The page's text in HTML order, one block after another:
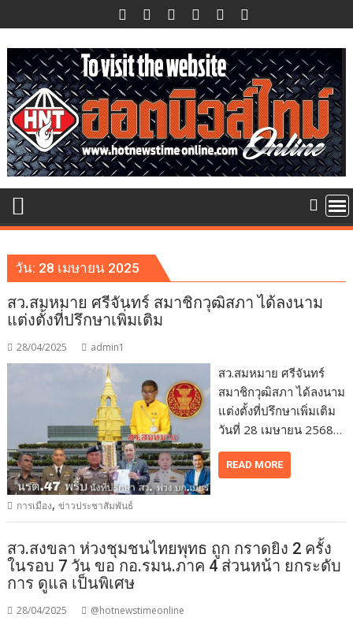
to
content
วัน: 28 เมษายน 2025
สว.สมหมาย ศรีจันทร์ สมาชิกวุฒิสภา ได้ลงนาม
แต่งตั้งที่ปรึกษาเพิ่มเติม
28/04/2025 admin1
สว.สมหมาย ศรีจันทร์
สมาชิกวุฒิสภา ได้ลงนาม
แต่งตั้งที่ปรึกษาเพิ่มเติม
วันที่ 28 เมษายน 2568…
READ MORE
การเมือง,ข่าวประชาสัมพันธ์
สว.สงขลา ห่วงชุมชนไทยพุทธ ถูก กราดยิง 2 ครั้ง
ในรอบ 7 วัน ขอ กอ.รมน.ภาค 4 ส่วนหน้า ยกระดับ
การ ดูแล เป็นพิเศษ
28/04/2025 @hotnewstimeonline